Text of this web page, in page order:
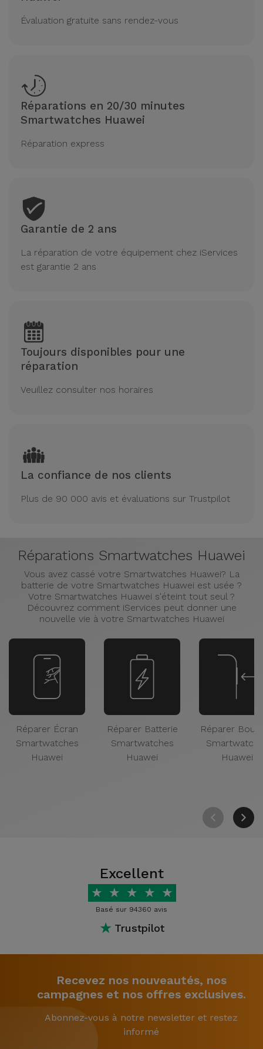
Évaluation gratuite sans rendez-vous
Réparations en 20/30 minutes
Smartwatches Huawei
Réparation express
Garantie de 2 ans
La réparation de votre équipement chez iServices
est garantie 2 ans
Toujours disponibles pour une
réparation
Veuillez consulter nos horaires
La confiance de nos clients
Plus de 90 000 avis et évaluations sur Trustpilot
Réparations Smartwatches Huawei
Vous avez cassé votre Smartwatches Huawei? La
batterie de votre Smartwatches Huawei est usée ?
Votre Smartwatches Huawei s'éteint tout seul ?
Découvrez comment iServices peut donner une
nouvelle vie à votre Smartwatches Huawei
Réparer Écran
Smartwatches
Huawei
Réparer Batterie
Smartwatches
Huawei
Réparer
Huawei
Excellent
★ ★ ★ ★ ★
Basé sur 94360 avis
★ Trustpilot
Recevez nos nouveautés, nos
campagnes et nos offres exclusives.
Abonnez-vous à notre newsletter et restez
informé